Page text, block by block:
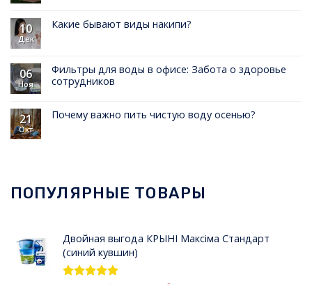
10
Дек
Какие бывают виды накипи?
06
Ноя
Фильтры для воды в офисе: Забота о здоровье
сотрудников
21
Окт
Почему важно пить чистую воду осенью?
ПОПУЛЯРНЫЕ ТОВАРЫ
Двойная выгода КРЫНI Максiма Стандарт
(синий кувшин)